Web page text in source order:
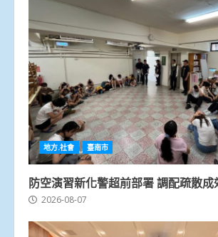
地方.社會 臺南市
防空演習新化警超前部署 調配疏散成
2026-08-07